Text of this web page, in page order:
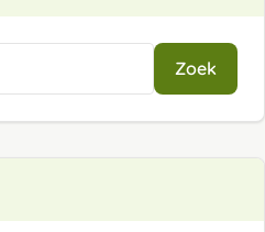
Zoek